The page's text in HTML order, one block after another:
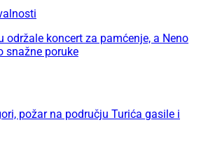
održale koncert za pamćenje, a Neno
snažne poruke
požar na području Turića gasile i